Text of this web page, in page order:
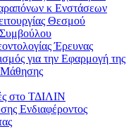
κ Ενστάσεων
Θεσμού
Έρευνας
για την Εφαρμογή της
Μάθησης
στο ΤΔΙΛΙΝ
Ενδιαφέροντος